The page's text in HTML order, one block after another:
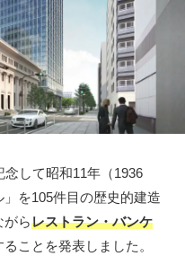
して昭和11年（1936
を105件目の歴史的建造
がらレストラン・バンケ
ことを発表しました。